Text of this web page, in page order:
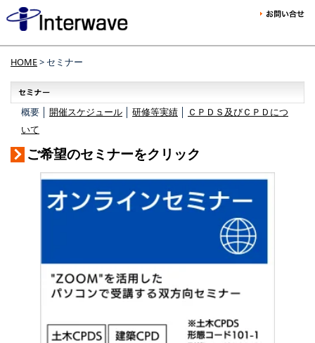
HOME> セミナー
概要 │ 開催スケジュール 研修等実績
ＣＰＤＳ及びＣＰＤにつ
いて
ご希望のセミナーをクリック